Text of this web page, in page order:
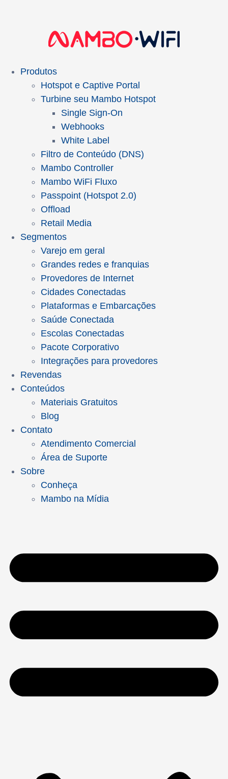
Produtos
Hotspot e Captive Portal
Turbine seu Mambo Hotspot
Single Sign-On
Webhooks
White Label
Filtro de Conteúdo (DNS)
Mambo Controller
Mambo WiFi Fluxo
Passpoint (Hotspot 2.0)
Offload
Retail Media
Segmentos
Varejo em geral
Grandes redes e franquias
Provedores de Internet
Cidades Conectadas
Plataformas e Embarcações
Saúde Conectada
Escolas Conectadas
Pacote Corporativo
Integrações para provedores
Revendas
Conteúdos
Materiais Gratuitos
Blog
Contato
Atendimento Comercial
Área de Suporte
Sobre
Conheça
Mambo na Mídia